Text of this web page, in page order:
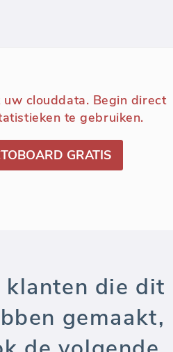
clouddata. Begin direct
te gebruiken.
GRATIS
klanten die dit
gemaakt,